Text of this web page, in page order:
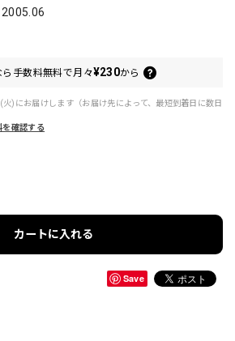
ら 手数料無料で月々¥230から
)にお届けします（お届け先によって、最短到着日に数日
を確認する
カートに入れる
Save